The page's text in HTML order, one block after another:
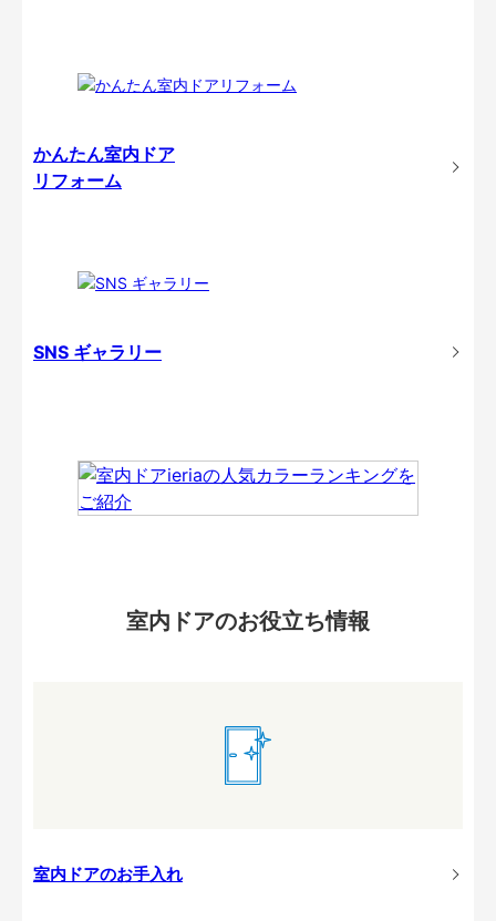
かんたん室内ドア
リフォーム
SNS ギャラリー
室内ドアのお役立ち情報
室内ドアのお手入れ